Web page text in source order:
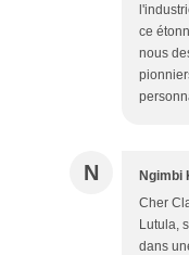
ce
nous
N Ngimbi
Cher
Lutula,
dans